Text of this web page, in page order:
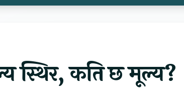
स्थिर, कति छ मूल्य?